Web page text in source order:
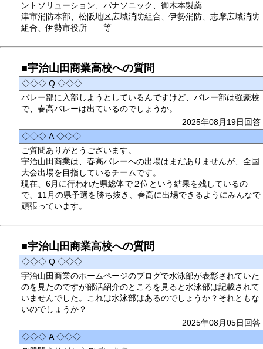
ントソリューション、パナソニック、御木本製薬
津市消防本部、松阪地区広域消防組合、伊勢消防、志摩広域消防
組合、伊勢市役所 等
■宇治山田商業高校への質問
◇◇◇ Q ◇◇◇
バレー部に入部しようとしているんですけど、バレー部は強豪校
で、春高バレーは出ているのでしょうか。
2025年08月19日回答
◇◇◇ A ◇◇◇
ご質問ありがとうございます。
宇治山田商業は、春高バレーへの出場はまだありませんが、全国
大会出場を目指しているチームです。
現在、6月に行われた県総体で２位という結果を残しているの
で、11月の県予選を勝ち抜き、春高に出場できるようにみんなで
頑張っています。
■宇治山田商業高校への質問
◇◇◇ Q ◇◇◇
宇治山田商業のホームページのブログで水泳部が表彰されていた
のを見たのですが部活紹介のところを見ると水泳部は記載されて
いませんでした。これは水泳部はあるのでしょうか？それともな
いのでしょうか？
2025年08月05日回答
◇◇◇ A ◇◇◇